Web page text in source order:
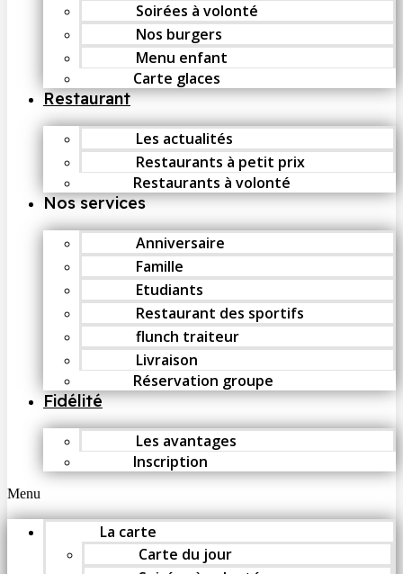
Soirées à volonté
Nos burgers
Menu enfant
Carte glaces
Restaurant
Les actualités
Restaurants à petit prix
Restaurants à volonté
Nos services
Anniversaire
Famille
Etudiants
Restaurant des sportifs
flunch traiteur
Livraison
Réservation groupe
Fidélité
Les avantages
Inscription
Menu
La carte
Carte du jour